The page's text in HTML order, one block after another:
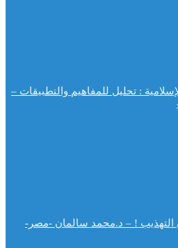
: تحليل للمفاهيم والتطبيقات –
التهذيب ! – د.محمد سالمان -مصر-